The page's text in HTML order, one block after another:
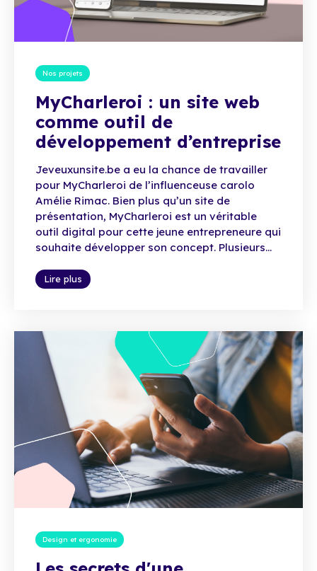
Nos projets
MyCharleroi : un site web
comme outil de
développement d’entreprise
Jeveuxunsite.be a eu la chance de travailler
pour MyCharleroi de l’influenceuse carolo
Amélie Rimac. Bien plus qu’un site de
présentation, MyCharleroi est un véritable
outil digital pour cette jeune entrepreneure qui
souhaite développer son concept. Plusieurs...
Lire plus
Design et ergonomie